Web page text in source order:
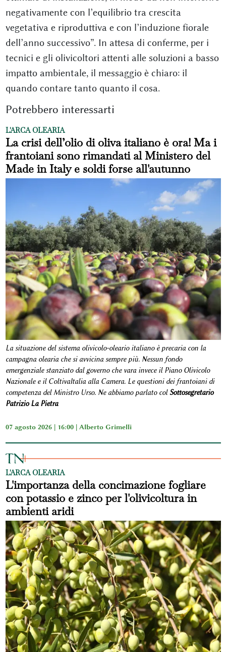
negativamente con l’equilibrio tra crescita
vegetativa e riproduttiva e con l’induzione fiorale
dell’anno successivo”. In attesa di conferme, per i
tecnici e gli olivicoltori attenti alle soluzioni a basso
impatto ambientale, il messaggio è chiaro: il
quando contare tanto quanto il cosa.
Potrebbero interessarti
L'ARCA OLEARIA
La crisi dell’olio di oliva italiano è ora! Ma i
frantoiani sono rimandati al Ministero del
Made in Italy e soldi forse all'autunno
La situazione del sistema olivicolo-oleario italiano è precaria con la
campagna olearia che si avvicina sempre più. Nessun fondo
emergenziale stanziato dal governo che vara invece il Piano Olivicolo
Nazionale e il ColtivaItalia alla Camera. Le questioni dei frantoiani di
competenza del Ministro Urso. Ne abbiamo parlato colSottosegretario
Patrizio La Pietra
07 agosto 2026 | 16:00 | Alberto Grimelli
L'ARCA OLEARIA
L'importanza della concimazione fogliare
con potassio e zinco per l'olivicoltura in
ambienti aridi